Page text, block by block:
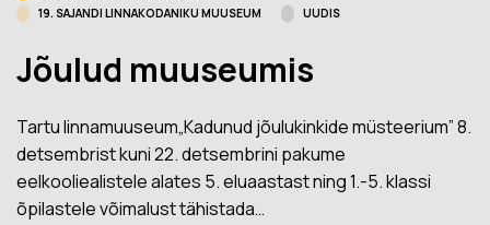
19. SAJANDI LINNAKODANIKU MUUSEUM
UUDIS
Jõulud muuseumis
Tartu linnamuuseum„Kadunud jõulukinkide müsteerium” 8.
detsembrist kuni 22. detsembrini pakume
eelkooliealistele alates 5. eluaastast ning 1.-5. klassi
õpilastele võimalust tähistada…